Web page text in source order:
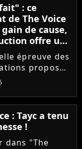
: ce
de The Voice
de cause,
offre une
à tous
épreuve des
proposée
Voice est loin
vu sa
être
au montage,
est monté
: Tayc a tenu
!
dans "The